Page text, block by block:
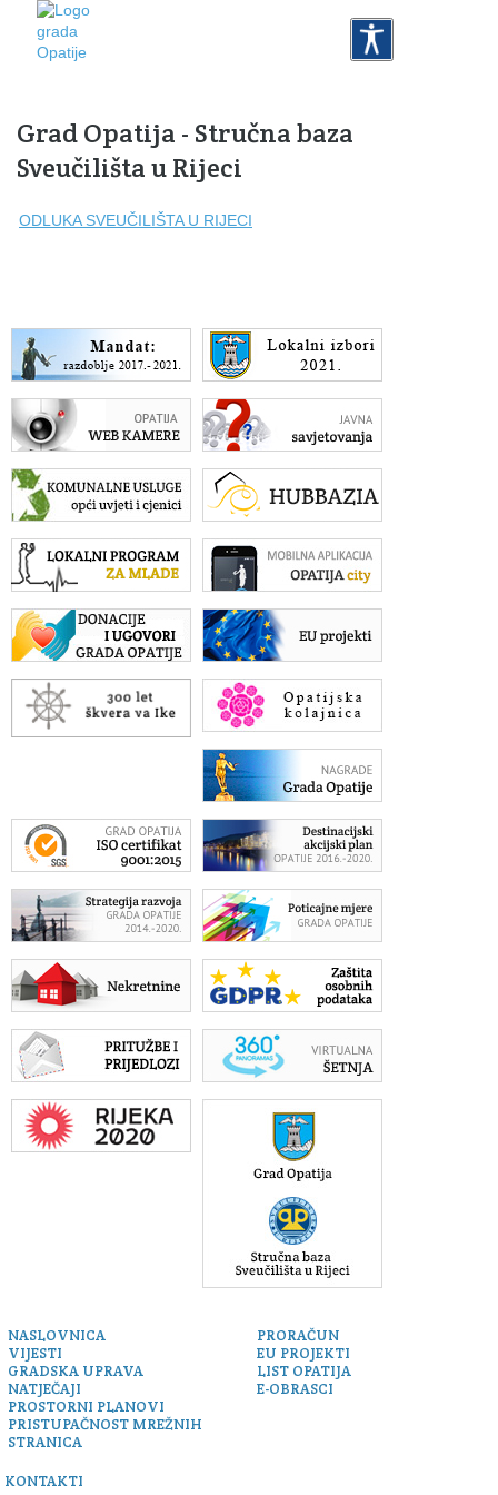
Grad Opatija - Stručna baza
Sveučilišta u Rijeci
ODLUKA SVEUČILIŠTA U RIJECI
NASLOVNICA
VIJESTI
GRADSKA UPRAVA
NATJEČAJI
PROSTORNI PLANOVI
PRISTUPAČNOST MREŽNIH
STRANICA
PRORAČUN
EU PROJEKTI
LIST OPATIJA
E-OBRASCI
KONTAKTI